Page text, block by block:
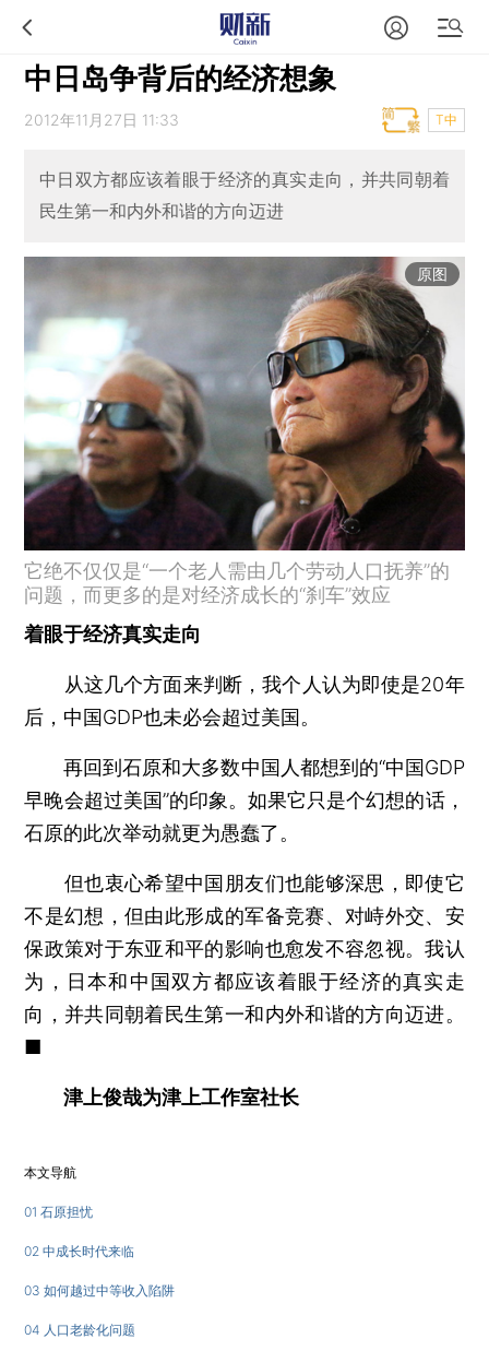
中日岛争背后的经济想象
2012年11月27日 11:33 T中
中日双方都应该着眼于经济的真实走向，并共同朝着
民生第一和内外和谐的方向迈进
原图
它绝不仅仅是“一个老人需由几个劳动人口抚养”的
问题，而更多的是对经济成长的“刹车”效应
着眼于经济真实走向
从这几个方面来判断，我个人认为即使是20年
后，中国GDP也未必会超过美国。
再回到石原和大多数中国人都想到的“中国GDP
早晚会超过美国”的印象。如果它只是个幻想的话，
石原的此次举动就更为愚蠢了。
但也衷心希望中国朋友们也能够深思，即使它
不是幻想，但由此形成的军备竞赛、对峙外交、安
保政策对于东亚和平的影响也愈发不容忽视。我认
为，日本和中国双方都应该着眼于经济的真实走
向，并共同朝着民生第一和内外和谐的方向迈进。
■
津上俊哉为津上工作室社长
本文导航
01 石原担忧
02 中成长时代来临
03 如何越过中等收入陷阱
04 人口老龄化问题